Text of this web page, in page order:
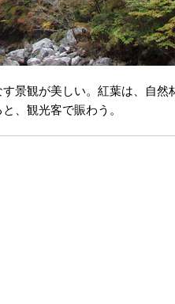
景観が美しい。紅葉は、自然
、観光客で賑わう。